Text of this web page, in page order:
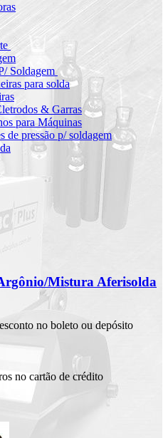
Soldagem
para solda
& Garras
para Máquinas
de pressão p/ soldagem
Mistura Aferisolda
no boleto ou depósito
no cartão de crédito